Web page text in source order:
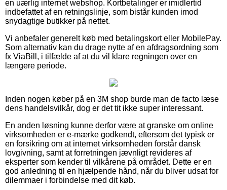
en uærlig internet webshop. Kortbetalinger er imidlertid
indbefattet af en retningslinje, som bistår kunden imod
snydagtige butikker på nettet.
Vi anbefaler generelt køb med betalingskort eller MobilePay.
Som alternativ kan du drage nytte af en afdragsordning som
fx ViaBill, i tilfælde af at du vil klare regningen over en
længere periode.
Inden nogen køber på en 3M shop burde man de facto læse
dens handelsvilkår, dog er det tit ikke super interessant.
En anden løsning kunne derfor være at granske om online
virksomheden er e-mærke godkendt, eftersom det typisk er
en forsikring om at internet virksomheden forstår dansk
lovgivning, samt at forretningen jævnligt revideres af
eksperter som kender til vilkårene på området. Dette er en
god anledning til en hjælpende hånd, når du bliver udsat for
dilemmaer i forbindelse med dit køb.